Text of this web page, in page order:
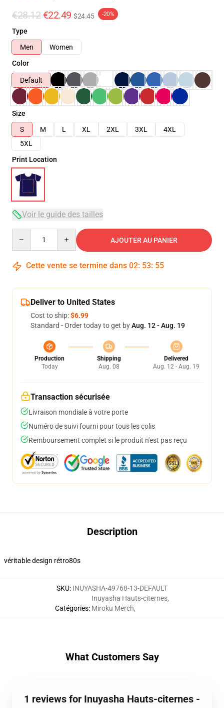
€28.12 €22.49 $24.45 -20%
Type
Men
Women
Color
Default
Size
S
M L XL 2XL 3XL
4XL
5XL
Print Location
Voir le guide des tailles
AJOUTER AU PANIER
Cette vente se termine dans 02: 53: 54
Deliver to United States
Cost to ship:$6.99
Standard - Order today to get byAug. 12 - Aug. 19
Production
Today
Shipping
Aug. 08
Delivered
Aug. 12 - Aug. 19
Transaction sécurisée
Livraison mondiale à votre porte
Numéro de suivi fourni pour tous les colis
Remboursement complet si le produit n'est pas reçu
Description
véritable design rétro80s
SKU: INUYASHA-49768-13-DEFAULT
Catégories:
Inuyasha Hauts-citernes,
Miroku Merch,
What Customers Say
1 reviews for Inuyasha Hauts-citernes -